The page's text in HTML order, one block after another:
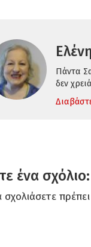
Πάντα
δεν
ένα σχόλιο:
σχολιάσετε